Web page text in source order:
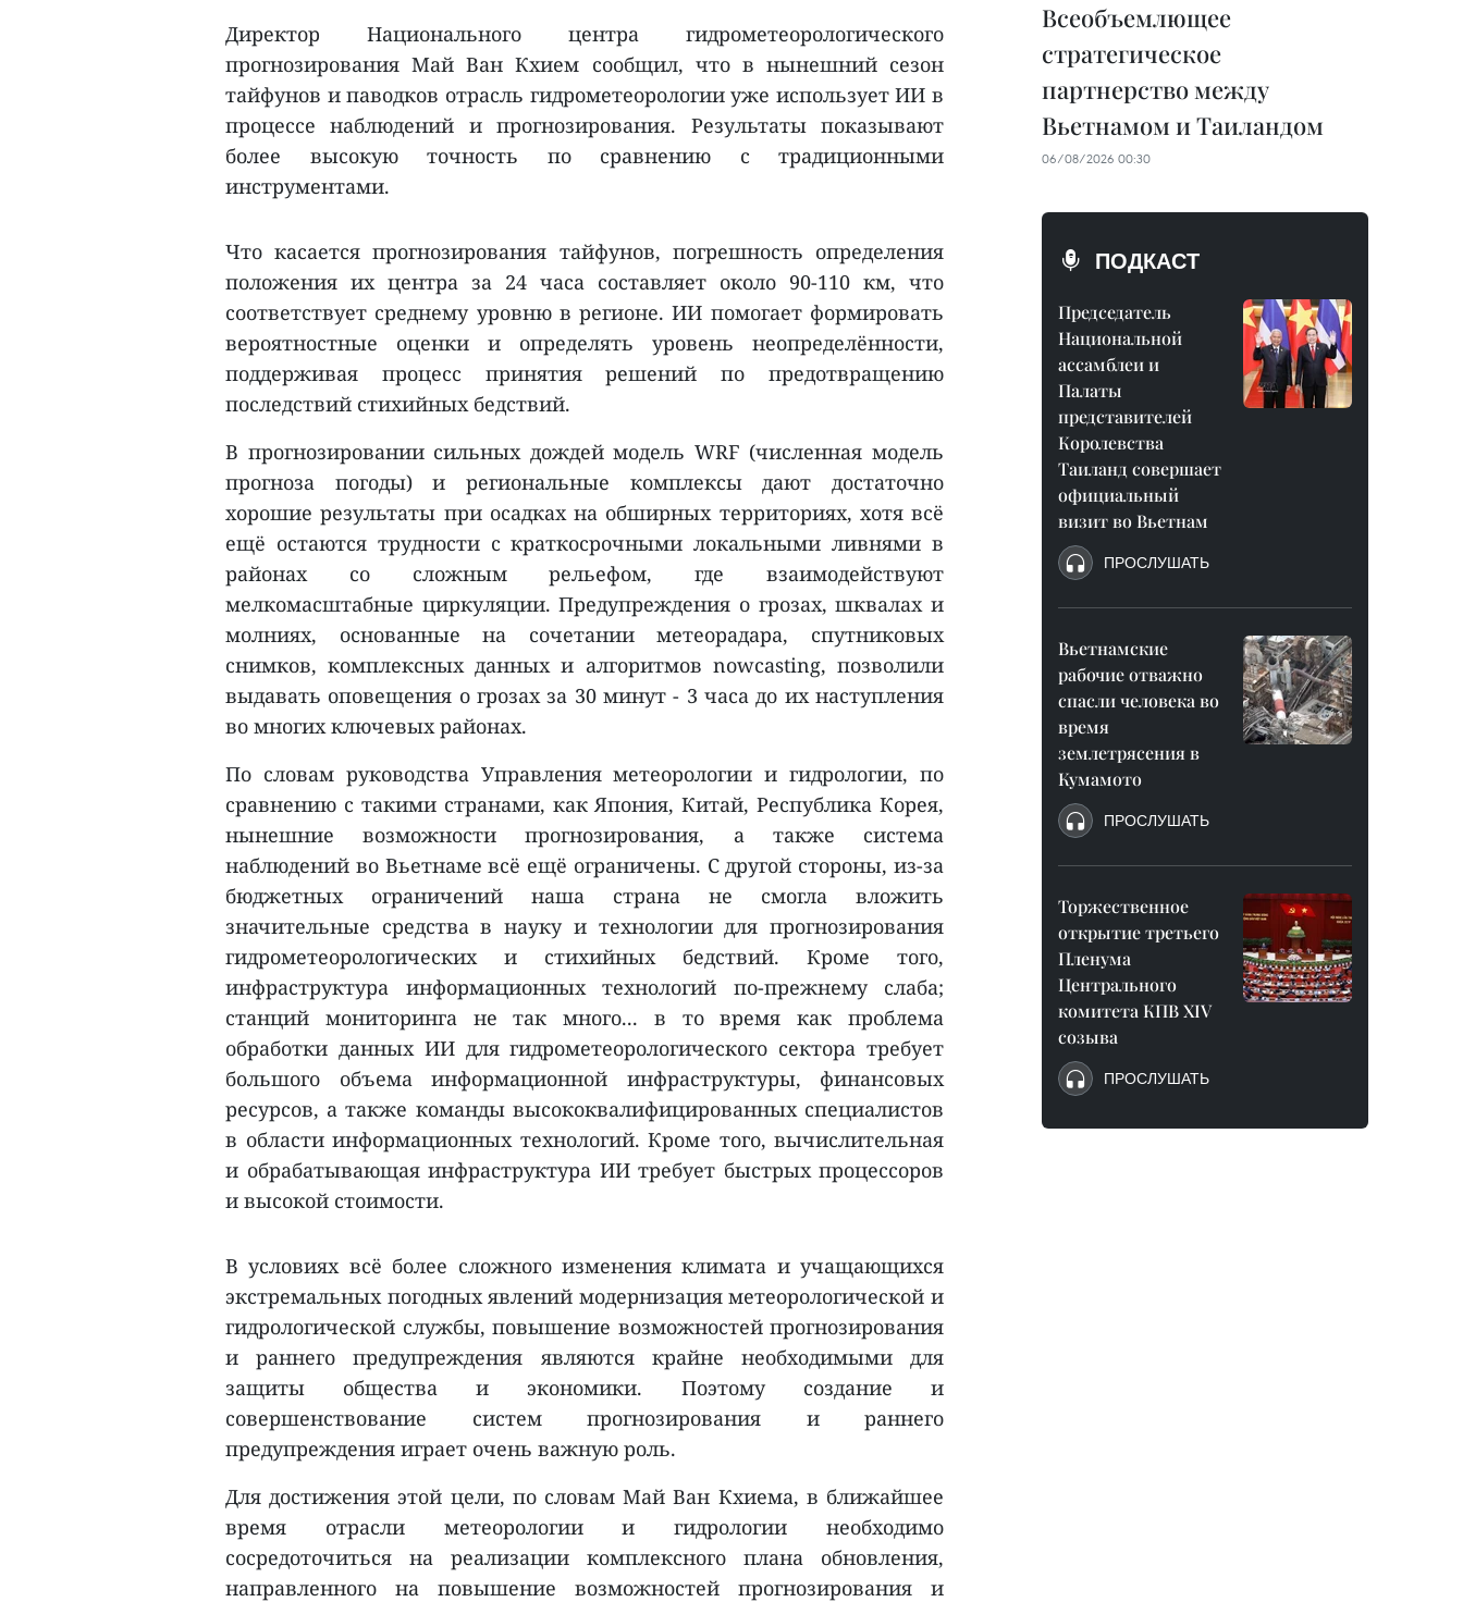
Директор Национального центра гидрометеорологического
прогнозирования Май Ван Кхием сообщил, что в нынешний сезон
тайфунов и паводков отрасль гидрометеорологии уже использует ИИ в
процессе наблюдений и прогнозирования. Результаты показывают
более высокую точность по сравнению с традиционными
инструментами.
Что касается прогнозирования тайфунов, погрешность определения
положения их центра за 24 часа составляет около 90-110 км, что
соответствует среднему уровню в регионе. ИИ помогает формировать
вероятностные оценки и определять уровень неопределённости,
поддерживая процесс принятия решений по предотвращению
последствий стихийных бедствий.
В прогнозировании сильных дождей модель WRF (численная модель
прогноза погоды) и региональные комплексы дают достаточно
хорошие результаты при осадках на обширных территориях, хотя всё
ещё остаются трудности с краткосрочными локальными ливнями в
районах со сложным рельефом, где взаимодействуют
мелкомасштабные циркуляции. Предупреждения о грозах, шквалах и
молниях, основанные на сочетании метеорадара, спутниковых
снимков, комплексных данных и алгоритмов nowcasting, позволили
выдавать оповещения о грозах за 30 минут - 3 часа до их наступления
во многих ключевых районах.
По словам руководства Управления метеорологии и гидрологии, по
сравнению с такими странами, как Япония, Китай, Республика Корея,
нынешние возможности прогнозирования, а также система
наблюдений во Вьетнаме всё ещё ограничены. С другой стороны, из-за
бюджетных ограничений наша страна не смогла вложить
значительные средства в науку и технологии для прогнозирования
гидрометеорологических и стихийных бедствий. Кроме того,
инфраструктура информационных технологий по-прежнему слаба;
станций мониторинга не так много... в то время как проблема
обработки данных ИИ для гидрометеорологического сектора требует
большого объема информационной инфраструктуры, финансовых
ресурсов, а также команды высококвалифицированных специалистов
в области информационных технологий. Кроме того, вычислительная
и обрабатывающая инфраструктура ИИ требует быстрых процессоров
и высокой стоимости.
В условиях всё более сложного изменения климата и учащающихся
экстремальных погодных явлений модернизация метеорологической и
гидрологической службы, повышение возможностей прогнозирования
и раннего предупреждения являются крайне необходимыми для
защиты общества и экономики. Поэтому создание и
совершенствование систем прогнозирования и раннего
предупреждения играет очень важную роль.
Для достижения этой цели, по словам Май Ван Кхиема, в ближайшее
время отрасли метеорологии и гидрологии необходимо
сосредоточиться на реализации комплексного плана обновления,
направленного на повышение возможностей прогнозирования и
Всеобъемлющее
стратегическое
партнерство между
Вьетнамом и Таиландом
06/08/2026 00:30
ПОДКАСТ
Председатель
Национальной
ассамблеи и
Палаты
представителей
Королевства
Таиланд совершает
официальный
визит во Вьетнам
ПРОСЛУШАТЬ
Вьетнамские
рабочие отважно
спасли человека во
время
землетрясения в
Кумамото
ПРОСЛУШАТЬ
Торжественное
открытие третьего
Пленума
Центрального
комитета КПВ XIV
созыва
ПРОСЛУШАТЬ